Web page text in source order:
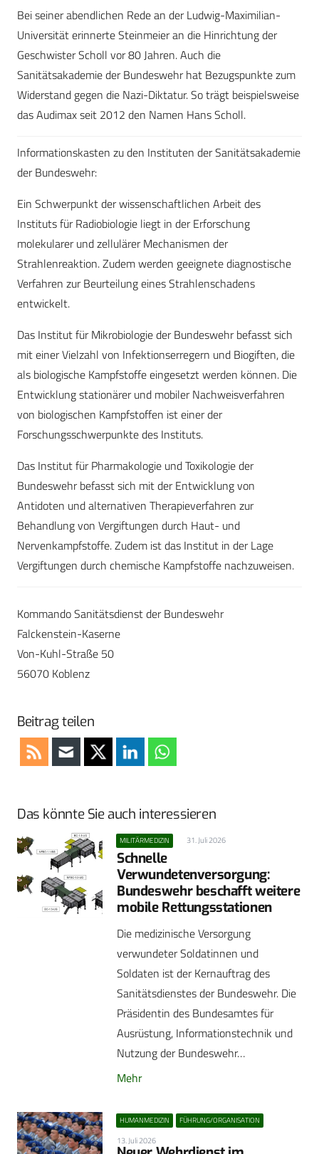
Bei seiner abendlichen Rede an der Ludwig-Maximilian-
Universität erinnerte Steinmeier an die Hinrichtung der
Geschwister Scholl vor 80 Jahren. Auch die
Sanitätsakademie der Bundeswehr hat Bezugspunkte zum
Widerstand gegen die Nazi-Diktatur. So trägt beispielsweise
das Audimax seit 2012 den Namen Hans Scholl.
Informationskasten zu den Instituten der Sanitätsakademie
der Bundeswehr:
Ein Schwerpunkt der wissenschaftlichen Arbeit des
Instituts für Radiobiologie liegt in der Erforschung
molekularer und zellulärer Mechanismen der
Strahlenreaktion. Zudem werden geeignete diagnostische
Verfahren zur Beurteilung eines Strahlenschadens
entwickelt.
Das Institut für Mikrobiologie der Bundeswehr befasst sich
mit einer Vielzahl von Infektionserregern und Biogiften, die
als biologische Kampfstoffe eingesetzt werden können. Die
Entwicklung stationärer und mobiler Nachweisverfahren
von biologischen Kampfstoffen ist einer der
Forschungsschwerpunkte des Instituts.
Das Institut für Pharmakologie und Toxikologie der
Bundeswehr befasst sich mit der Entwicklung von
Antidoten und alternativen Therapieverfahren zur
Behandlung von Vergiftungen durch Haut- und
Nervenkampfstoffe. Zudem ist das Institut in der Lage
Vergiftungen durch chemische Kampfstoffe nachzuweisen.
Kommando Sanitätsdienst der Bundeswehr
Falckenstein-Kaserne
Von-Kuhl-Straße 50
56070 Koblenz
Beitrag teilen
Das könnte Sie auch interessieren
MILITÄRMEDIZIN 31. Juli 2026
Schnelle
Verwundetenversorgung:
Bundeswehr beschafft weitere
mobile Rettungsstationen
Die medizinische Versorgung
verwundeter Soldatinnen und
Soldaten ist der Kernauftrag des
Sanitätsdienstes der Bundeswehr. Die
Präsidentin des Bundesamtes für
Ausrüstung, Informationstechnik und
Nutzung der Bundeswehr…
Mehr
HUMANMEDIZIN FÜHRUNG/ORGANISATION
13. Juli 2026